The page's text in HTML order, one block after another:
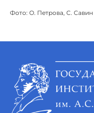
Фото: О. Петрова, С. Савин